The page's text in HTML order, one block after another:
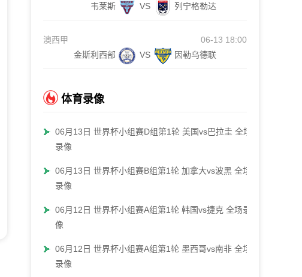
韦莱斯
VS 列宁格勒达
澳西甲
06-13 18:00
金斯利西部
VS 因勒乌德联
体育录像
06月13日 世界杯小组赛D组第1轮 美国vs巴拉圭 全场
录像
06月13日 世界杯小组赛B组第1轮 加拿大vs波黑 全场
录像
06月12日 世界杯小组赛A组第1轮 韩国vs捷克 全场录
像
06月12日 世界杯小组赛A组第1轮 墨西哥vs南非 全场
录像